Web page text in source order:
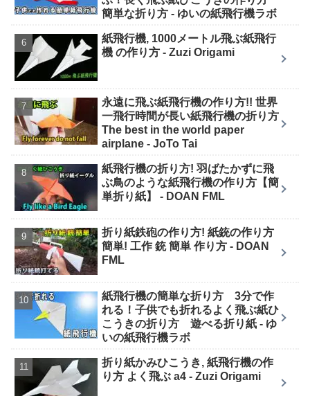
簡単な折り方 - ゆいの紙飛行機ラボ
紙飛行機, 1000メートル飛ぶ紙飛行
機 の作り方 - Zuzi Origami
永遠に飛ぶ紙飛行機の作り方!! 世界
一飛行時間が長い紙飛行機の折り方
The best in the world paper
airplane - JoTo Tai
紙飛行機の折り方! 羽ばたかずに飛
ぶ鳥のような紙飛行機の作り方【簡
単折り紙】 - DOAN FML
折り紙鉄砲の作り方! 紙銃の作り方
簡単! 工作 銃 簡単 作り方 - DOAN
FML
紙飛行機の簡単な折り方 3分で作
れる！子供でも折れるよく飛ぶ紙ひ
こうきの折り方 遊べる折り紙 - ゆ
いの紙飛行機ラボ
折り紙かみひこうき, 紙飛行機の作
り方 よく飛ぶ a4 - Zuzi Origami